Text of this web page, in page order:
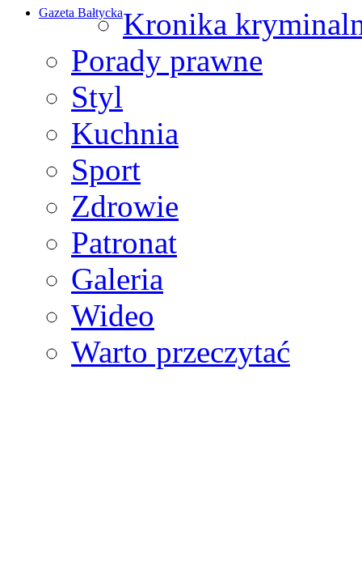
Gazeta BałtyckaKronika
Porady prawne
Styl
Kuchnia
Sport
Zdrowie
Patronat
Galeria
Wideo
Warto przeczytać